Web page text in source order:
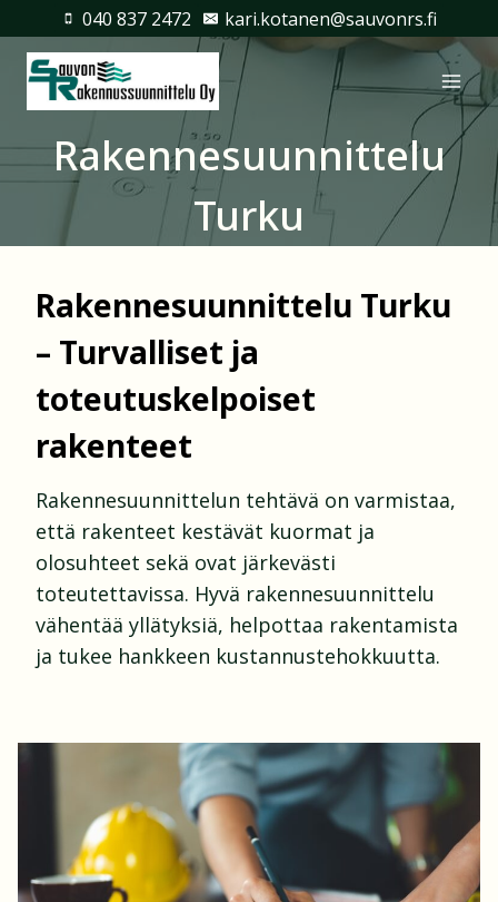
sisältöön
040 837 2472 kari.kotanen@sauvonrs.fi
Rakennesuunnittelu
Turku
Rakennesuunnittelu Turku
– Turvalliset ja
toteutuskelpoiset
rakenteet
Rakennesuunnittelun tehtävä on varmistaa,
että rakenteet kestävät kuormat ja
olosuhteet sekä ovat järkevästi
toteutettavissa. Hyvä rakennesuunnittelu
vähentää yllätyksiä, helpottaa rakentamista
ja tukee hankkeen kustannustehokkuutta.